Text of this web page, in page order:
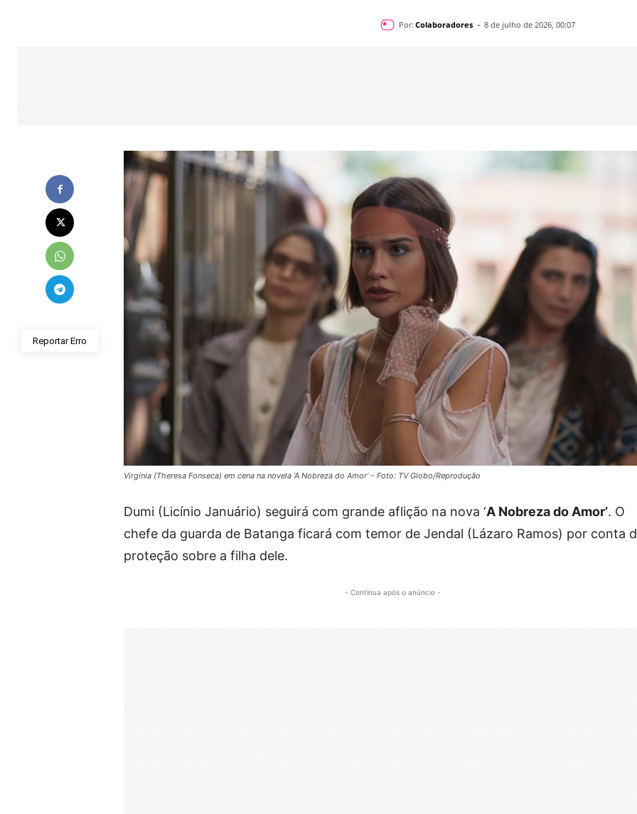
Por: Colaboradores - 8 de julho de 2026, 00:07
Reportar Erro
Virgínia (Theresa Fonseca) em cena na novela ‘A Nobreza do Amor’ – Foto: TV Globo/Reprodução
Dumi (Licínio Januário) seguirá com grande aflição na nova ‘A Nobreza do Amor’. O
chefe da guarda de Batanga ficará com temor de Jendal (Lázaro Ramos) por conta
proteção sobre a filha dele.
- Continua após o anúncio -